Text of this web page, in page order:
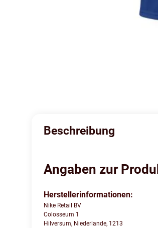
Beschreibung
Angaben zur
Herstellerinformationen:
Nike Retail BV
Colosseum 1
Hilversum, Niederlande, 1213